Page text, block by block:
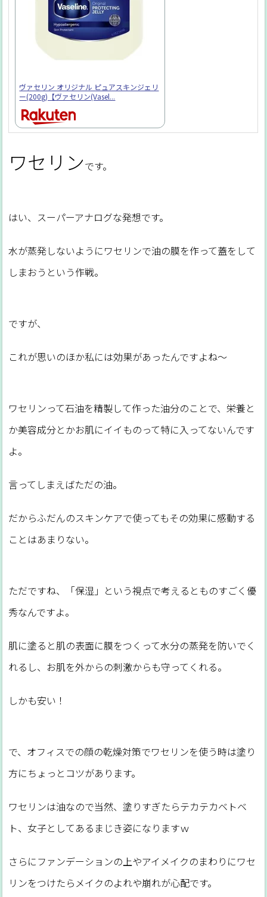
ヴァセリン オリジナル ピュアスキンジェリ
ー(200g)【ヴァセリン(Vasel...
ワセリンです。
はい、スーパーアナログな発想です。
水が蒸発しないようにワセリンで油の膜を作って蓋をして
しまおうという作戦。
ですが、
これが思いのほか私には効果があったんですよね～
ワセリンって石油を精製して作った油分のことで、栄養と
か美容成分とかお肌にイイものって特に入ってないんです
よ。
言ってしまえばただの油。
だからふだんのスキンケアで使ってもその効果に感動する
ことはあまりない。
ただですね、「保湿」という視点で考えるとものすごく優
秀なんですよ。
肌に塗ると肌の表面に膜をつくって水分の蒸発を防いでく
れるし、お肌を外からの刺激からも守ってくれる。
しかも安い！
で、オフィスでの顔の乾燥対策でワセリンを使う時は塗り
方にちょっとコツがあります。
ワセリンは油なので当然、塗りすぎたらテカテカベトベ
ト、女子としてあるまじき姿になりますｗ
さらにファンデーションの上やアイメイクのまわりにワセ
リンをつけたらメイクのよれや崩れが心配です。